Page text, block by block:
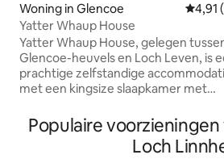
Woning in Glencoe
4,91
Yatter Whaup House
Yatter Whaup House, gelegen
Glencoe-heuvels en Loch Leven, is
prachtige zelfstandige
met een kingsize slaapkamer met
tweepersoonskamer en een kamer
twee eenpersoonsbedden, elk met
eigen douche. Er is een dramatische
Populaire
Loch